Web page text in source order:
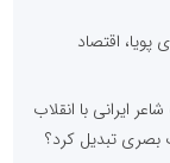
پویا، اقتصاد
ایرانی با انقلاب
بصری تبدیل کرد؟